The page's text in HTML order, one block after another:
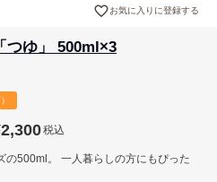
お気に入りに登録する
つゆ」 500ml×3
2,300税込
の500ml。 一人暮らしの方にもぴった